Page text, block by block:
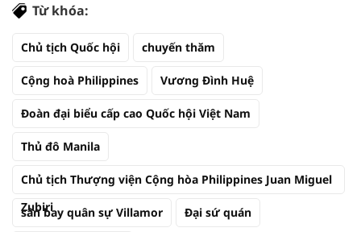
Từ khóa:
Chủ tịch Quốc hội chuyến thăm
Cộng hoà Philippines Vương Đình Huệ
Đoàn đại biểu cấp cao Quốc hội Việt Nam
Thủ đô Manila
Chủ tịch Thượng viện Cộng hòa Philippines Juan Miguel
Zubiri
sân bay quân sự Villamor Đại sứ quán